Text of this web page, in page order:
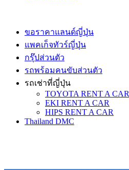
ขอราคาแลนด์ญี่ปุ่น
แพคเก็จทัวร์ญี่ปุ่น
กรุ๊ปส่วนตัว
รถพร้อมคนขับส่วนตัว
รถเช่าที่ญี่ปุ่น
TOYOTA RENT A CAR
EKI RENT A CAR
HIPS RENT A CAR
Thailand DMC